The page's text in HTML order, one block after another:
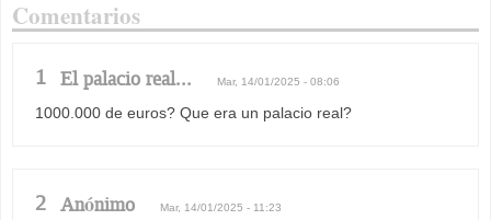
Comentarios
1 El palacio real... Mar, 14/01/2025 - 08:06
1000.000 de euros? Que era un palacio real?
2 Anónimo Mar, 14/01/2025 - 11:23